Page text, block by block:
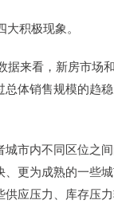
积极现象。
来看，新房市场
体销售规模的趋
市内不同区位之
更为成熟的一些
应压力、库存压